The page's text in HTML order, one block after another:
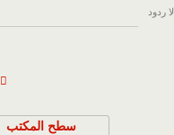
لا ردود
سطح المكتب